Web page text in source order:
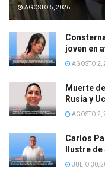
AGOSTO 5, 2026
joven en
AGOSTO 2,
Muerte
Rusia y
AGOSTO 2,
Carlos
Ilustre
JULIO 30,